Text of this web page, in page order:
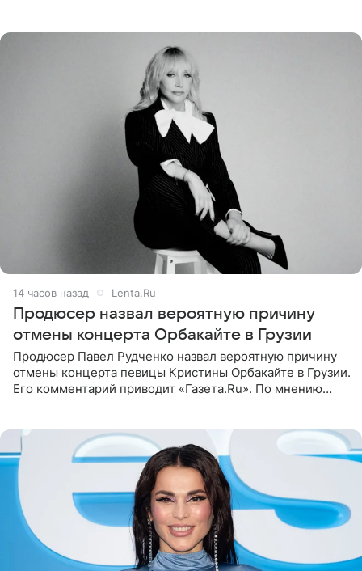
14 часов назад Lenta.Ru
Продюсер назвал вероятную причину
отмены концерта Орбакайте в Грузии
Продюсер Павел Рудченко назвал вероятную причину
отмены концерта певицы Кристины Орбакайте в Грузии.
Его комментарий приводит «Газета.Ru». По мнению